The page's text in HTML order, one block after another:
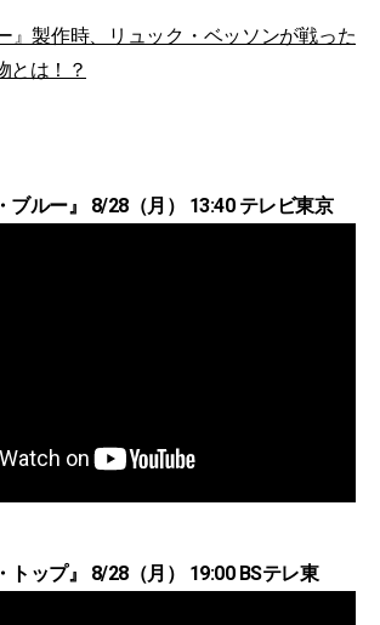
』製作時、リュック・ベッソンが戦った
とは！？
ブルー』 8/28（月） 13:40 テレビ東京
トップ』 8/28（月） 19:00 BSテレ東